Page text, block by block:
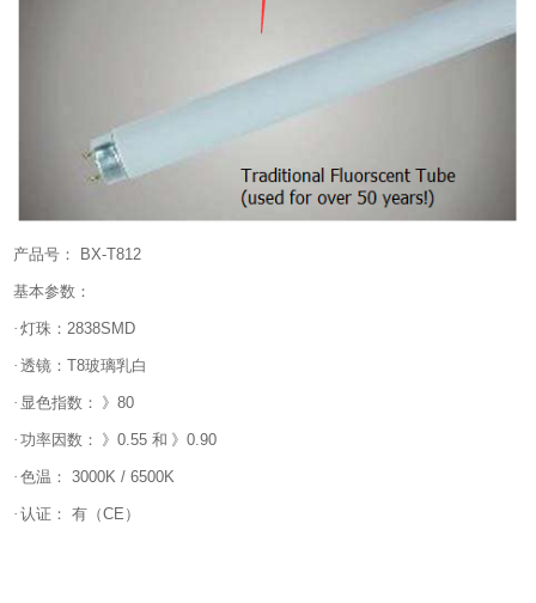
产品号： BX-T812
基本参数：
· 灯珠： 2838SMD
· 透镜：T8玻璃乳白
· 显色指数： 》80
· 功率因数： 》0.55和 》0.90
· 色温： 3000K / 6500K
· 认证： 有（CE ）